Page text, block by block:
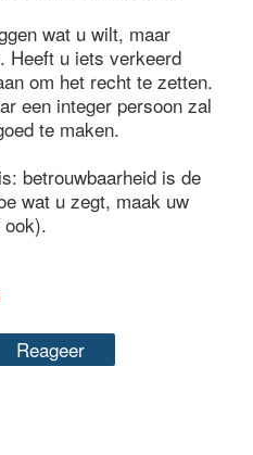
wat u wilt, maar
Heeft u iets verkeerd
om het recht te zetten.
een integer persoon zal
te maken.
betrouwbaarheid is de
wat u zegt, maak uw
Reageer